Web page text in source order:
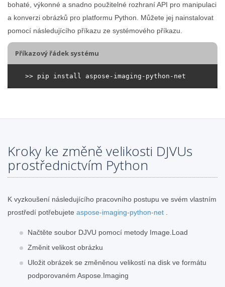
bohaté, výkonné a snadno použitelné rozhraní API pro manipulaci
a konverzi obrázků pro platformu Python. Můžete jej nainstalovat
pomocí následujícího příkazu ze systémového příkazu.
Příkazový řádek systému
Kroky ke změně velikosti DJVUs
prostřednictvím Python
K vyzkoušení následujícího pracovního postupu ve svém vlastním
prostředí potřebujete aspose-imaging-python-net
Načtěte soubor DJVU pomocí metody Image.Load
Změnit velikost obrázku
Uložit obrázek se změněnou velikostí na disk ve formátu
podporovaném Aspose.Imaging